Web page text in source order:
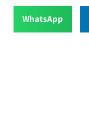
WhatsApp